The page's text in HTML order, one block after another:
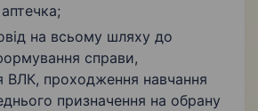
на всьому шляху до
справи,
ВЛК, проходження навчання
призначення на обрану